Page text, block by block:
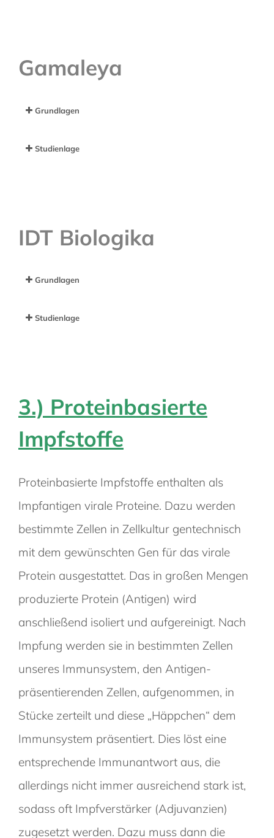
AstraZeneca
Gamaleya
Grundlagen
Studienlage
IDT Biologika
Grundlagen
Studienlage
3.) Proteinbasierte
Impfstoffe
Proteinbasierte Impfstoffe enthalten als
Impfantigen virale Proteine. Dazu werden
bestimmte Zellen in Zellkultur gentechnisch
mit dem gewünschten Gen für das virale
Protein ausgestattet. Das in großen Mengen
produzierte Protein (Antigen) wird
anschließend isoliert und aufgereinigt. Nach
Impfung werden sie in bestimmten Zellen
unseres Immunsystem, den Antigen-
präsentierenden Zellen, aufgenommen, in
Stücke zerteilt und diese „Häppchen“ dem
Immunsystem präsentiert. Dies löst eine
entsprechende Immunantwort aus, die
allerdings nicht immer ausreichend stark ist,
sodass oft Impfverstärker (Adjuvanzien)
zugesetzt werden. Dazu muss dann die